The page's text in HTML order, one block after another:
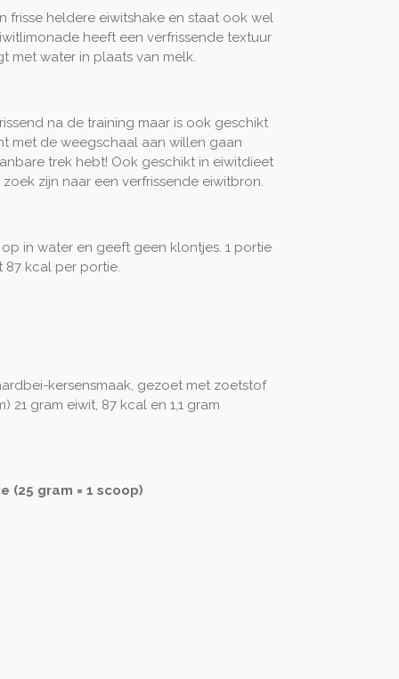
frisse heldere eiwitshake en staat ook wel
heeft een verfrissende textuur
met water in plaats van melk.
na de training maar is ook geschikt
met de weegschaal aan willen gaan
trek hebt! Ook geschikt in eiwitdieet
zijn naar een verfrissende eiwitbron.
in water en geeft geen klontjes. 1 portie
87 kcal per portie.
kersensmaak, gezoet met zoetstof
21 gram eiwit, 87 kcal en 1,1 gram
(25 gram = 1 scoop)